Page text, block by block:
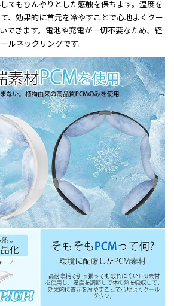
てもひんやりとした感触を保ちます。温度を
、効果的に首元を冷やすことで心地よくクー
できます。電池や充電が一切不要なため、経
ルネックリングです。